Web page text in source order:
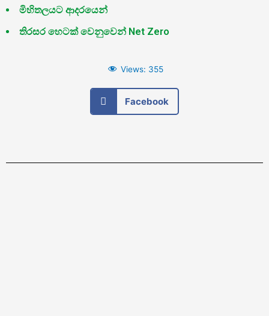
මිහිතලයට ආදරයෙන්
තිරසර හෙටක් වෙනුවෙන් Net Zero
Views: 355
Facebook